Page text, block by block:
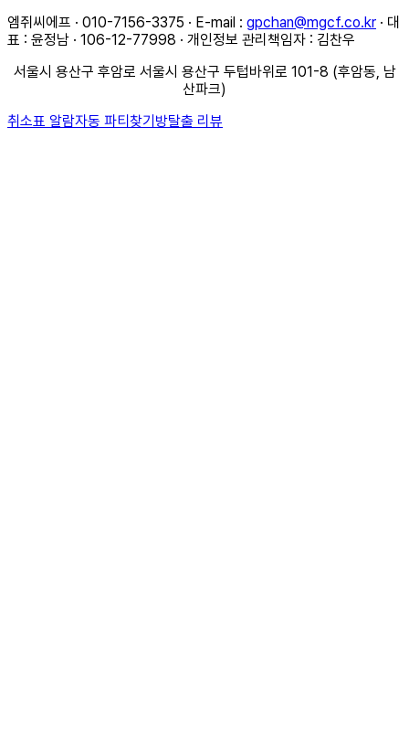
엠쥐씨에프 · 010-7156-3375 · E-mail : gpchan@mgcf.co.kr · 대
표 : 윤정남 · 106-12-77998 · 개인정보 관리책임자 : 김찬우
서울시 용산구 후암로 서울시 용산구 두텁바위로 101-8 (후암동, 남
산파크)
취소표 알람자동 파티찾기방탈출 리뷰